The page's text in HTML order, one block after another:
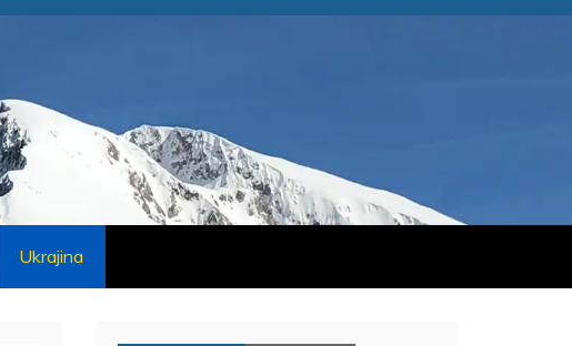
Ukrajina